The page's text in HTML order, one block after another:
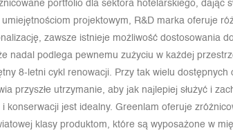
portfolio dla sektora hotelarskiego, dając
projektowym, R&D marka oferuje
zawsze istnieje możliwość dostosowania
nadal podlega pewnemu zużyciu w każdej
8-letni cykl renowacji. Przy tak wielu
przyszłe utrzymanie, aby jak najlepiej służyć i
konserwacji jest idealny. Greenlam oferuje
klasy produktom, które są wyposażone w